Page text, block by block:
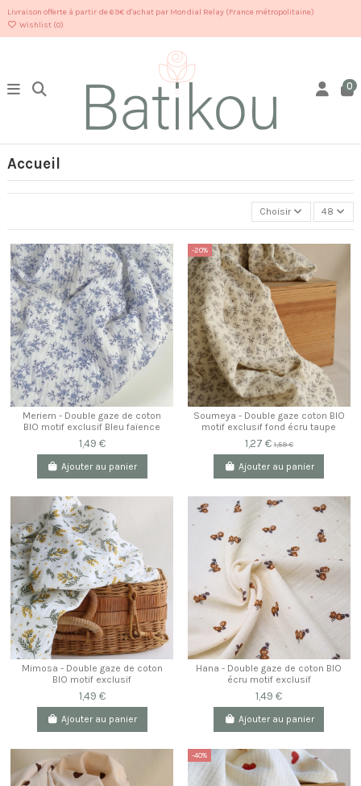
Livraison offerte à partir de 69€ d'achat par Mondial Relay (France métropolitaine)
Wishlist (0)
0
Accueil
Choisir 48
Meriem - Double gaze de coton
BIO motif exclusif Bleu faïence
1,49 €
Ajouter au panier
-20%
Soumeya - Double gaze coton BIO
motif exclusif fond écru taupe
1,27 €1,59 €
Ajouter au panier
Mimosa - Double gaze de coton
BIO motif exclusif
1,49 €
Ajouter au panier
Hana - Double gaze de coton BIO
écru motif exclusif
1,49 €
Ajouter au panier
-40%